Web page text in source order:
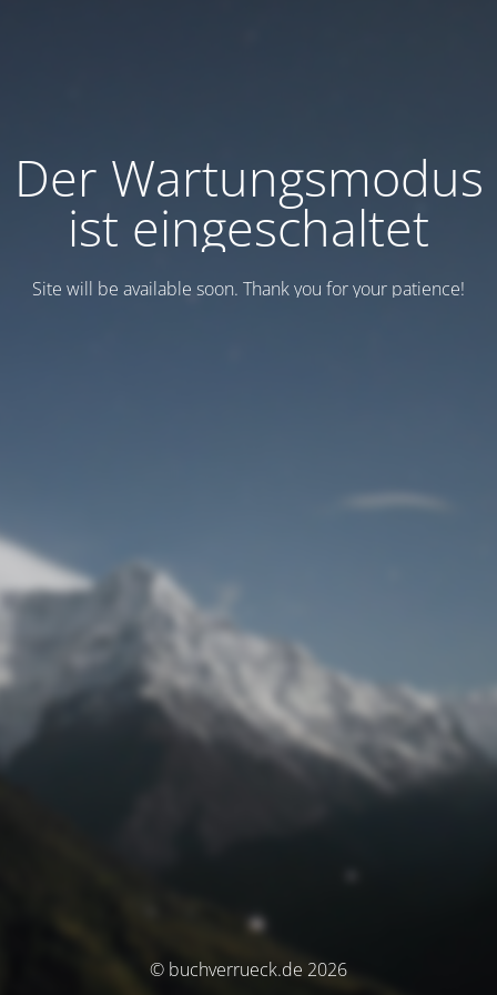
Der Wartungsmodus
ist eingeschaltet
Site will be available soon. Thank you for your patience!
© buchverrueck.de 2026